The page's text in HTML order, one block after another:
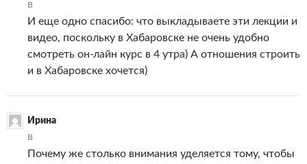
В
И еще одно спасибо: что выкладываете эти лекции и
видео, поскольку в Хабаровске не очень удобно
смотреть он-лайн курс в 4 утра) А отношения строить
и в Хабаровске хочется)
Ирина
В
Почему же столько внимания уделяется тому, чтобы